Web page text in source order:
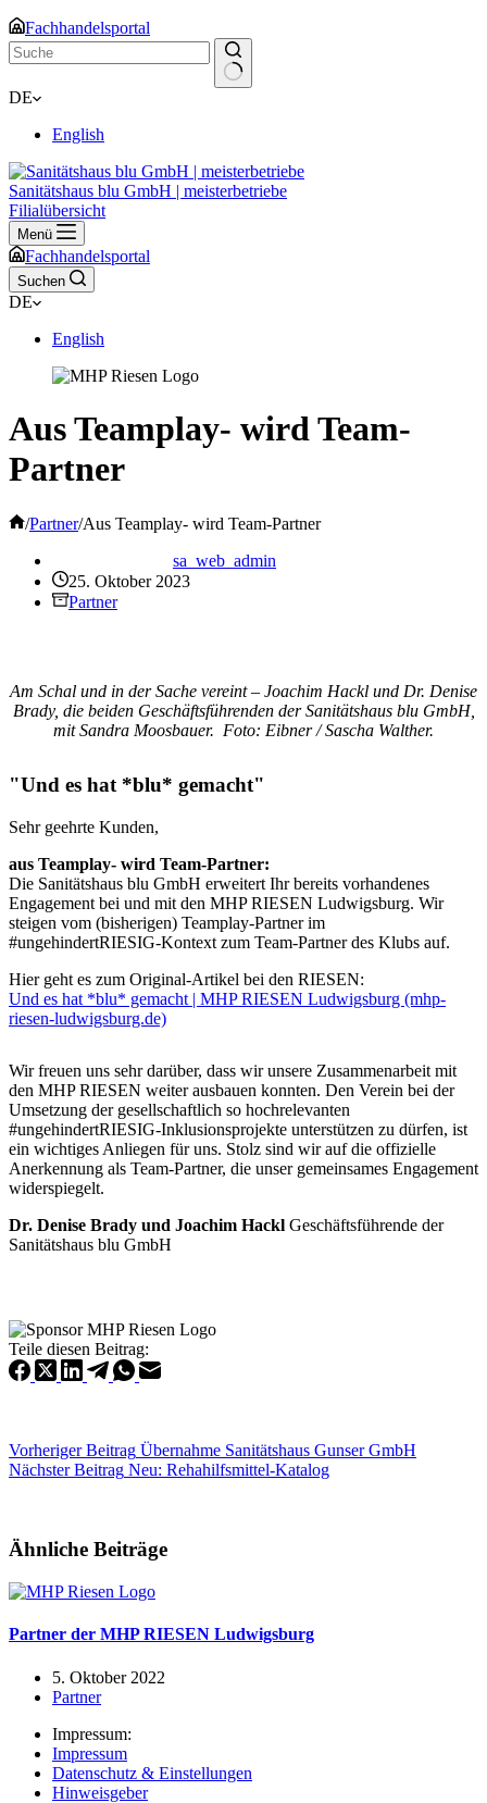
Fachhandelsportal
Keine
DE
English
Sanitätshaus blu GmbH | meisterbetriebe
Filialübersicht
Menü
Fachhandelsportal
Suchen
DE
English
Aus Teamplay- wird Team-
Partner
Start
/Partner/Aus Teamplay- wird Team-Partner
sa_web_admin
25. Oktober 2023
Partner
Am Schal und in der Sache vereint – Joachim Hackl und Dr. Denise
Brady, die beiden Geschäftsführenden der Sanitätshaus blu GmbH,
mit Sandra Moosbauer. Foto: Eibner / Sascha Walther.
"Und es hat *blu* gemacht"
Sehr geehrte Kunden,
aus Teamplay- wird Team-Partner:
Die Sanitätshaus blu GmbH erweitert Ihr bereits vorhandenes
Engagement bei und mit den MHP RIESEN Ludwigsburg. Wir
steigen vom (bisherigen) Teamplay-Partner im
#ungehindertRIESIG-Kontext zum Team-Partner des Klubs auf.
Hier geht es zum Original-Artikel bei den RIESEN:
Und es hat *blu* gemacht | MHP RIESEN Ludwigsburg (mhp-
riesen-ludwigsburg.de)
Wir freuen uns sehr darüber, dass wir unsere Zusammenarbeit mit
den MHP RIESEN weiter ausbauen konnten. Den Verein bei der
Umsetzung der gesellschaftlich so hochrelevanten
#ungehindertRIESIG-Inklusionsprojekte unterstützen zu dürfen, ist
ein wichtiges Anliegen für uns. Stolz sind wir auf die offizielle
Anerkennung als Team-Partner, die unser gemeinsames Engagement
widerspiegelt.
Dr. Denise Brady und Joachim Hackl Geschäftsführende der
Sanitätshaus blu GmbH
Teile diesen Beitrag:
VorherigerBeitrag Übernahme Sanitätshaus Gunser GmbH
NächsterBeitrag Neu: Rehahilfsmittel-Katalog
Ähnliche Beiträge
Partner der MHP RIESEN Ludwigsburg
5. Oktober 2022
Partner
Impressum:
Impressum
Datenschutz & Einstellungen
Hinweisgeber